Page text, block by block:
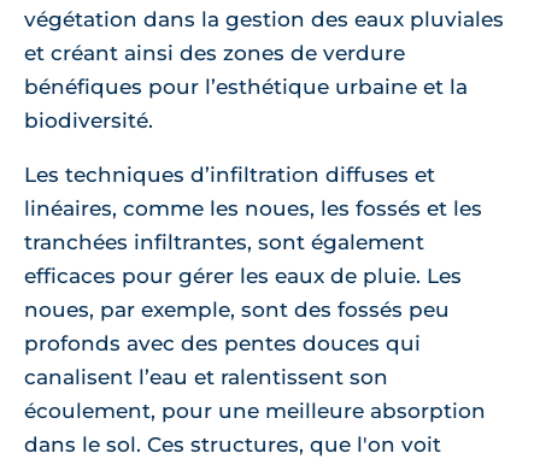
végétation dans la gestion des eaux pluviales
et créant ainsi des zones de verdure
bénéfiques pour l’esthétique urbaine et la
biodiversité.
Les techniques d’infiltration diffuses et
linéaires, comme les noues, les fossés et les
tranchées infiltrantes, sont également
efficaces pour gérer les eaux de pluie. Les
noues, par exemple, sont des fossés peu
profonds avec des pentes douces qui
canalisent l’eau et ralentissent son
écoulement, pour une meilleure absorption
dans le sol. Ces structures, que l'on voit